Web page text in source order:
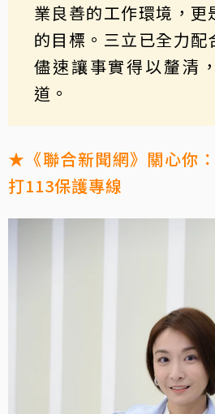
業良善的工作環境，更
的目標。三立已全力配
儘速讓事實得以釐清
道。
★《聯合新聞網》關心你
打113保護專線